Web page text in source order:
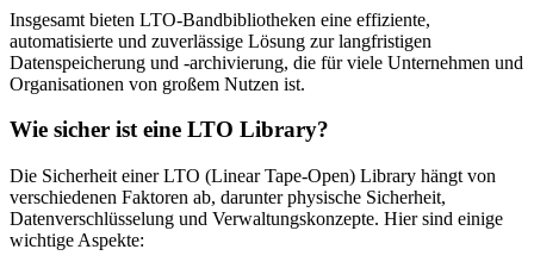
Insgesamt bieten LTO-Bandbibliotheken eine effiziente,
automatisierte und zuverlässige Lösung zur langfristigen
Datenspeicherung und -archivierung, die für viele Unternehmen und
Organisationen von großem Nutzen ist.
Wie sicher ist eine LTO Library?
Die Sicherheit einer LTO (Linear Tape-Open) Library hängt von
verschiedenen Faktoren ab, darunter physische Sicherheit,
Datenverschlüsselung und Verwaltungskonzepte. Hier sind einige
wichtige Aspekte: